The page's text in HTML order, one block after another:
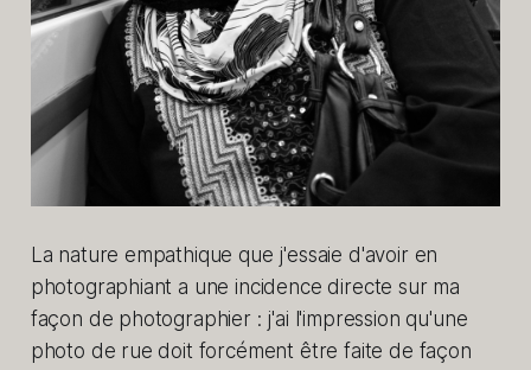
La nature empathique que j'essaie d'avoir en
photographiant a une incidence directe sur ma
façon de photographier : j'ai l'impression qu'une
photo de rue doit forcément être faite de façon